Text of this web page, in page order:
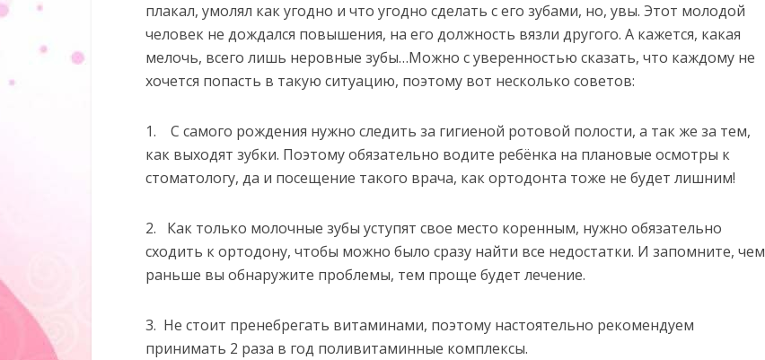
плакал, умолял как угодно и что угодно сделать с его зубами, но, увы. Этот молодой
человек не дождался повышения, на его должность вязли другого. А кажется, какая
мелочь, всего лишь неровные зубы…Можно с уверенностью сказать, что каждому не
хочется попасть в такую ситуацию, поэтому вот несколько советов:
1. С самого рождения нужно следить за гигиеной ротовой полости, а так же за тем,
как выходят зубки. Поэтому обязательно водите ребёнка на плановые осмотры к
стоматологу, да и посещение такого врача, как ортодонта тоже не будет лишним!
2. Как только молочные зубы уступят свое место коренным, нужно обязательно
сходить к ортодону, чтобы можно было сразу найти все недостатки. И запомните, чем
раньше вы обнаружите проблемы, тем проще будет лечение.
3. Не стоит пренебрегать витаминами, поэтому настоятельно рекомендуем
принимать 2 раза в год поливитаминные комплексы.